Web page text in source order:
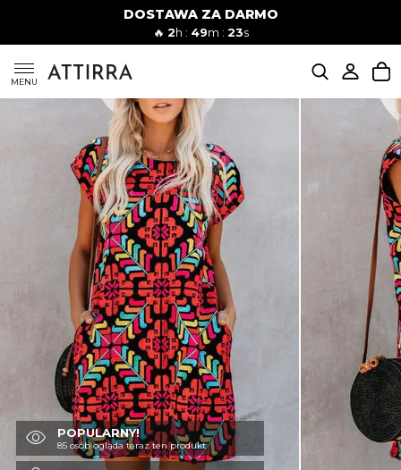
DOSTAWA ZA DARMO
🔥 2h : 49m : 22s
MENU
Mężczyźni
SUKIENKI
KOMBINEZONY
DÓŁ DAMSKIE
STROJE KĄPIELOWE
OBUWIE
POPULARNY!
85 osób ogląda teraz ten produkt